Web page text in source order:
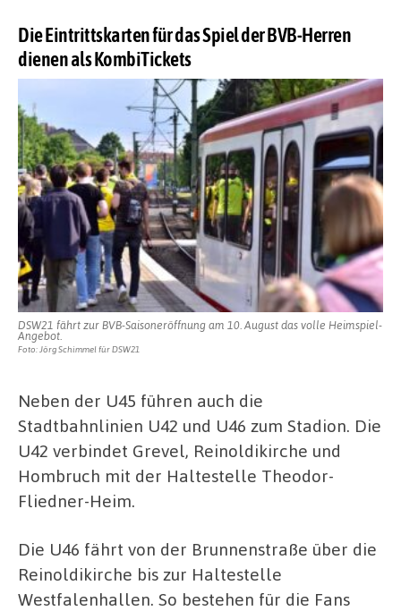
Die Eintrittskarten für das Spiel der BVB-Herren
dienen als KombiTickets
DSW21 fährt zur BVB-Saisoneröffnung am 10. August das volle Heimspiel-
Angebot.
Foto: Jörg Schimmel für DSW21
Neben der U45 führen auch die
Stadtbahnlinien U42 und U46 zum Stadion. Die
U42 verbindet Grevel, Reinoldikirche und
Hombruch mit der Haltestelle Theodor-
Fliedner-Heim.
Die U46 fährt von der Brunnenstraße über die
Reinoldikirche bis zur Haltestelle
Westfalenhallen. So bestehen für die Fans